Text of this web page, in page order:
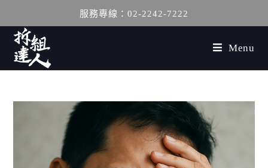
服務專線：02-2242-7222
Menu